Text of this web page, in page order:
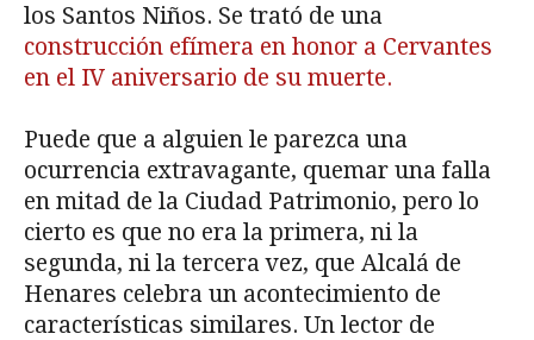
los Santos Niños. Se trató de una
construcción efímera en honor a Cervantes
en el IV aniversario de su muerte.
Puede que a alguien le parezca una
ocurrencia extravagante, quemar una falla
en mitad de la Ciudad Patrimonio, pero lo
cierto es que no era la primera, ni la
segunda, ni la tercera vez, que Alcalá de
Henares celebra un acontecimiento de
características similares. Un lector de